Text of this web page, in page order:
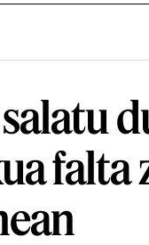
salatu
falta